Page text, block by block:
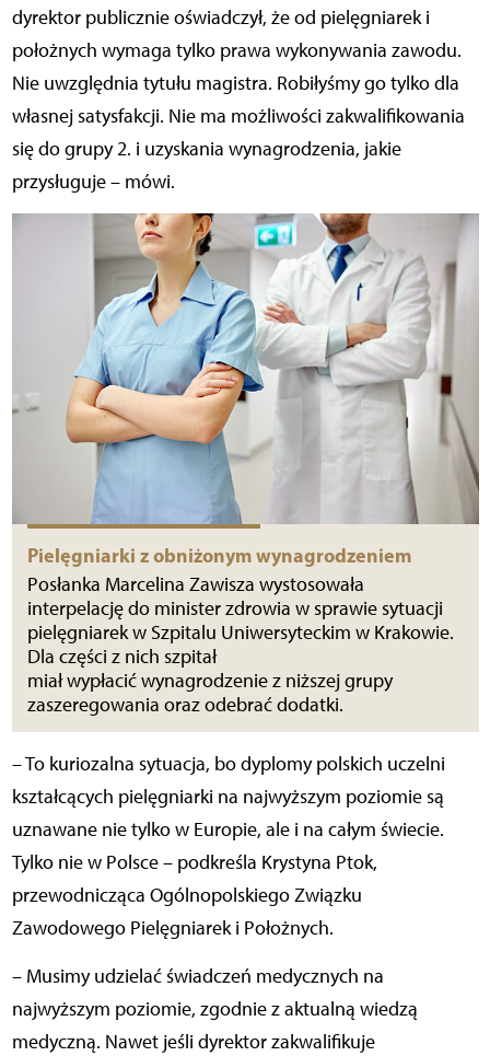
dyrektor publicznie oświadczył, że od pielęgniarek i
położnych wymaga tylko prawa wykonywania zawodu.
Nie uwzględnia tytułu magistra. Robiłyśmy go tylko dla
własnej satysfakcji. Nie ma możliwości zakwalifikowania
się do grupy 2. i uzyskania wynagrodzenia, jakie
przysługuje – mówi.
Pielęgniarki z obniżonym wynagrodzeniem
Posłanka Marcelina Zawisza wystosowała
interpelację do minister zdrowia w sprawie sytuacji
pielęgniarek w Szpitalu Uniwersyteckim w Krakowie.
Dla części z nich szpitał
miał wypłacić wynagrodzenie z niższej grupy
zaszeregowania oraz odebrać dodatki.
– To kuriozalna sytuacja, bo dyplomy polskich uczelni
kształcących pielęgniarki na najwyższym poziomie są
uznawane nie tylko w Europie, ale i na całym świecie.
Tylko nie w Polsce – podkreśla Krystyna Ptok,
przewodnicząca Ogólnopolskiego Związku
Zawodowego Pielęgniarek i Położnych.
– Musimy udzielać świadczeń medycznych na
najwyższym poziomie, zgodnie z aktualną wiedzą
medyczną. Nawet jeśli dyrektor zakwalifikuje